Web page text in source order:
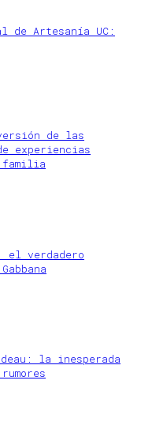
de Artesanía UC:
de las
experiencias
el verdadero
la inesperada